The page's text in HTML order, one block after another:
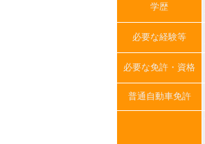
学歴
必要な経験等
必要な免許・資格
普通自動車免許